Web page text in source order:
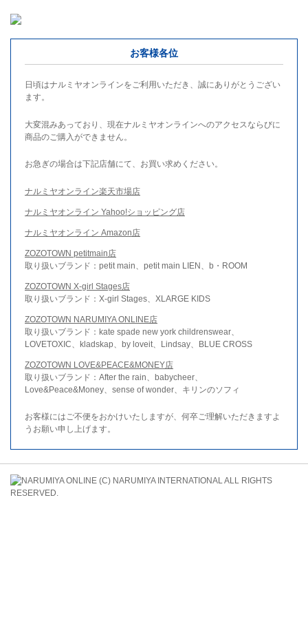
お客様各位
日頃はナルミヤオンラインをご利用いただき、誠にありがとうござい
ます。
大変混みあっており、現在ナルミヤオンラインへのアクセスならびに
商品のご購入ができません。
お急ぎの場合は下記店舗にて、お買い求めください。
ナルミヤオンライン楽天市場店
ナルミヤオンライン Yahoo!ショッピング店
ナルミヤオンライン Amazon店
ZOZOTOWN petitmain店
取り扱いブランド：petit main、petit main LIEN、b・ROOM
ZOZOTOWN X-girl Stages店
取り扱いブランド：X-girl Stages、XLARGE KIDS
ZOZOTOWN NARUMIYA ONLINE店
取り扱いブランド：kate spade new york childrenswear、
LOVETOXIC、kladskap、by loveit、Lindsay、BLUE CROSS
ZOZOTOWN LOVE&PEACE&MONEY店
取り扱いブランド：After the rain、babycheer、
Love&Peace&Money、sense of wonder、キリンのソフィ
お客様にはご不便をおかけいたしますが、何卒ご理解いただきますよ
うお願い申し上げます。